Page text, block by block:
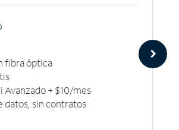
fibra óptica
Avanzado + $10/mes
datos, sin contratos